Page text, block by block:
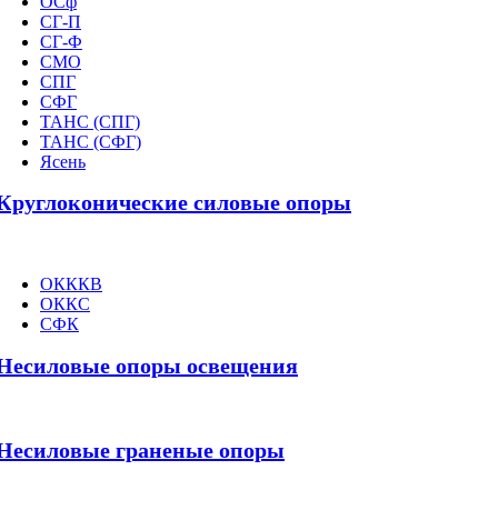
СГ-П
СГ-Ф
СМО
СПГ
СФГ
ТАНС (СПГ)
ТАНС (СФГ)
Ясень
силовые опоры
ОКККВ
ОККС
СФК
опоры освещения
граненые опоры